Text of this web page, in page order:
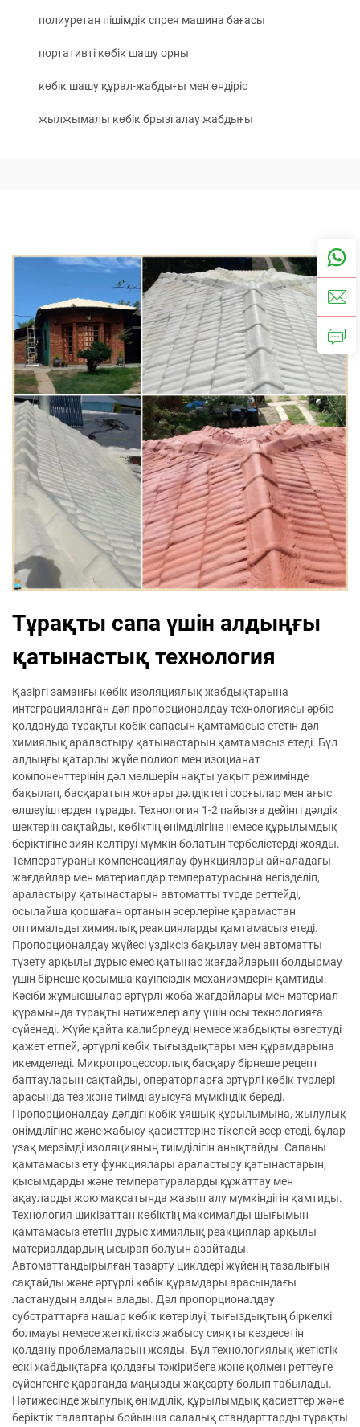
полиуретан пішімдік спрея машина бағасы
портативті көбік шашу орны
көбік шашу құрал-жабдығы мен өндіріс
жылжымалы көбік брызгалау жабдығы
Тұрақты сапа үшін алдыңғы
қатынастық технология
Қазіргі заманғы көбік изоляциялық жабдықтарына
интеграцияланған дәл пропорционалдау технологиясы әрбір
қолдануда тұрақты көбік сапасын қамтамасыз ететін дәл
химиялық араластыру қатынастарын қамтамасыз етеді. Бұл
алдыңғы қатарлы жүйе полиол мен изоцианат
компоненттерінің дәл мөлшерін нақты уақыт режимінде
бақылап, басқаратын жоғары дәлдіктегі сорғылар мен ағыс
өлшеуіштерден тұрады. Технология 1-2 пайызға дейінгі дәлдік
шектерін сақтайды, көбіктің өнімділігіне немесе құрылымдық
беріктігіне зиян келтіруі мүмкін болатын тербелістерді жояды.
Температураны компенсациялау функциялары айналадағы
жағдайлар мен материалдар температурасына негізделіп,
араластыру қатынастарын автоматты түрде реттейді,
осылайша қоршаған ортаның әсерлеріне қарамастан
оптимальды химиялық реакцияларды қамтамасыз етеді.
Пропорционалдау жүйесі үздіксіз бақылау мен автоматты
түзету арқылы дұрыс емес қатынас жағдайларын болдырмау
үшін бірнеше қосымша қауіпсіздік механизмдерін қамтиды.
Кәсіби жұмысшылар әртүрлі жоба жағдайлары мен материал
құрамында тұрақты нәтижелер алу үшін осы технологияға
сүйенеді. Жүйе қайта калибрлеуді немесе жабдықты өзгертуді
қажет етпей, әртүрлі көбік тығыздықтары мен құрамдарына
икемделеді. Микропроцессорлық басқару бірнеше рецепт
баптауларын сақтайды, операторларға әртүрлі көбік түрлері
арасында тез және тиімді ауысуға мүмкіндік береді.
Пропорционалдау дәлдігі көбік ұяшық құрылымына, жылулық
өнімділігіне және жабысу қасиеттеріне тікелей әсер етеді, бұлар
ұзақ мерзімді изоляцияның тиімділігін анықтайды. Сапаны
қамтамасыз ету функциялары араластыру қатынастарын,
қысымдарды және температураларды құжаттау мен
ақауларды жою мақсатында жазып алу мүмкіндігін қамтиды.
Технология шикізаттан көбіктің максималды шығымын
қамтамасыз ететін дұрыс химиялық реакциялар арқылы
материалдардың ысырап болуын азайтады.
Автоматтандырылған тазарту циклдері жүйенің тазалығын
сақтайды және әртүрлі көбік құрамдары арасындағы
ластанудың алдын алады. Дәл пропорционалдау
субстраттарға нашар көбік көтерілуі, тығыздықтың біркелкі
болмауы немесе жеткіліксіз жабысу сияқты кездесетін
қолдану проблемаларын жояды. Бұл технологиялық жетістік
ескі жабдықтарға қолдағы тәжірибеге және қолмен реттеуге
сүйенгенге қарағанда маңызды жақсарту болып табылады.
Нәтижесінде жылулық өнімділік, құрылымдық қасиеттер және
беріктік талаптары бойынша салалық стандарттарды тұрақты